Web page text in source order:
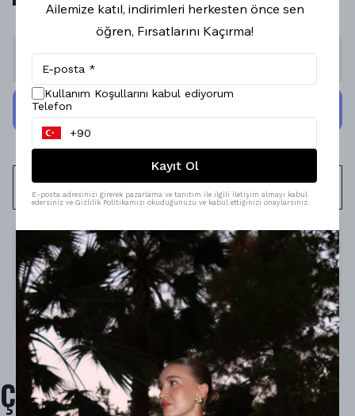
Stoğa Gelince Haber Ver
WHATSAPP
Ürün Açıklaması
Model Ölçüleri : 167cm/53kg
Modelin Beden : STANDART beden
Ürün İçeriği : -
Ürün Boyu : -
Çok Satanlar
Ailemize katıl, indirimleri herkesten önce sen
öğren, Fırsatlarını Kaçırma!
Kullanım Koşullarını kabul ediyorum
Telefon
Kayıt Ol
E-posta adresinizi girerek pazarlama ve tanıtım ile ilgili iletişim almayı kabul
edersiniz ve Gizlilik Politikamızı okuduğunuzu ve kabul ettiğinizi onaylarsınız.